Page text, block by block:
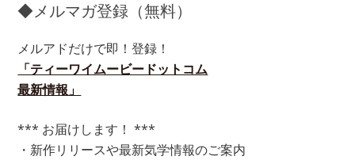
◆メルマガ登録（無料）
メルアドだけで即！登録！
「ティーワイムービードットコム
最新情報」
*** お届けします！ ***
・新作リリースや最新気学情報のご案内